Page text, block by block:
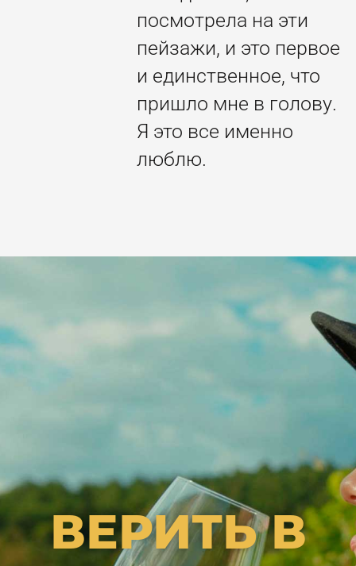
посмотрела на эти
пейзажи, и это первое
и единственное, что
пришло мне в голову.
Я это все именно
люблю.
ВЕРИТЬ В